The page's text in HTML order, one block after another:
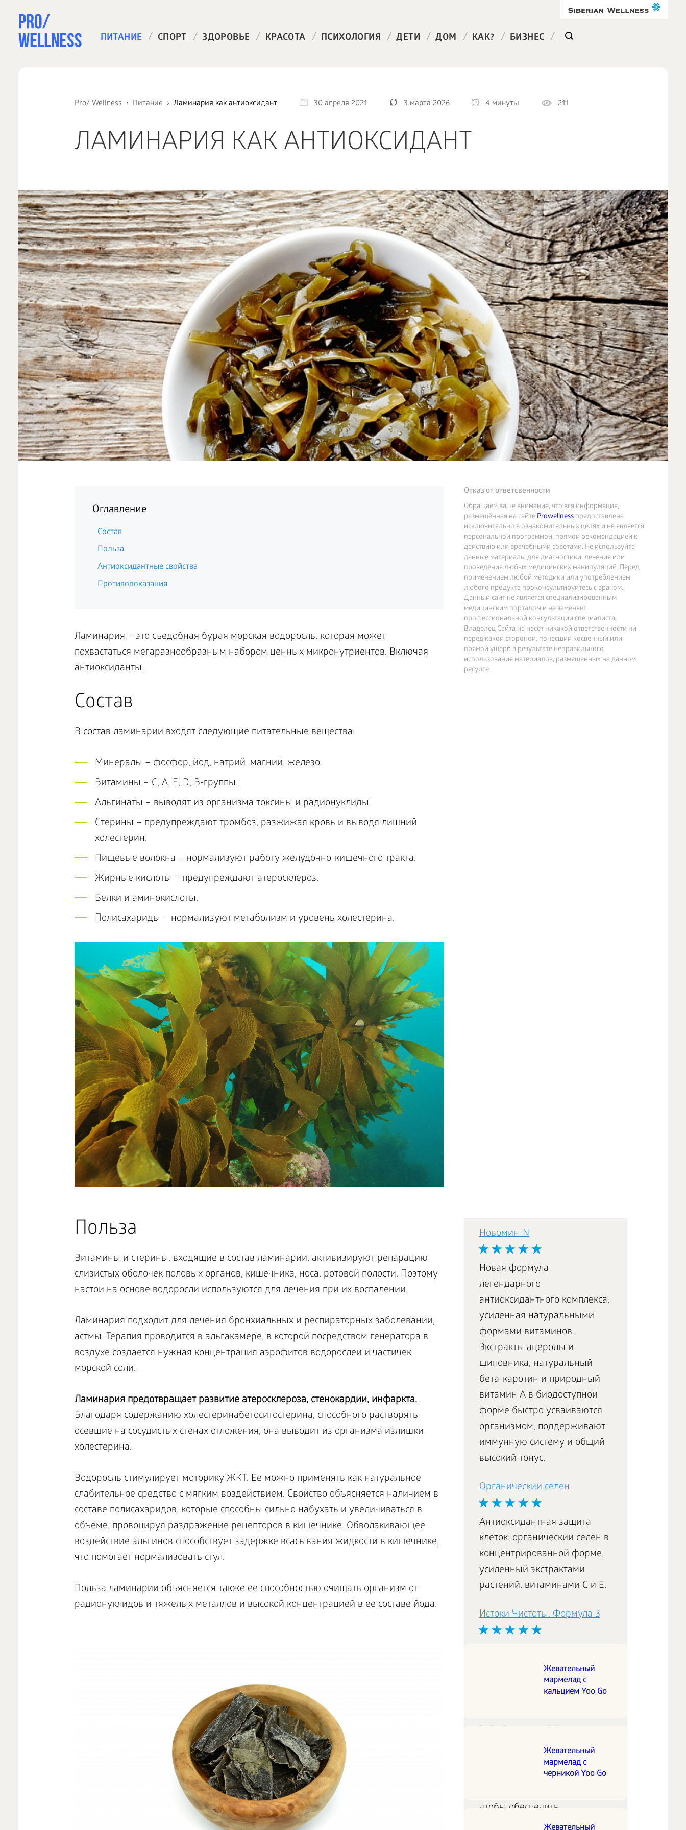
ПИТАНИЕ / СПОРТ / ЗДОРОВЬЕ / КРАСОТА / ПСИХОЛОГИЯ / ДЕТИ / ДОМ / КАК? / БИЗНЕС /
Pro/ Wellness Питание Ламинария как антиоксидант 30 апреля 2021 3 марта 2026 4 минуты 211
ЛАМИНАРИЯ КАК АНТИОКСИДАНТ
Отказ от ответсвенности
Обращаем ваше внимание, что вся информация,
размещённая на сайтеProwellnessпредоставлена
исключительно в ознакомительных целях и не является
персональной программой, прямой рекомендацией к
действию или врачебными советами. Не используйте
данные материалы для диагностики, лечения или
проведения любых медицинских манипуляций. Перед
применением любой методики или употреблением
любого продукта проконсультируйтесь с врачом.
Данный сайт не является специализированным
медицинским порталом и не заменяет
профессиональной консультации специалиста.
Владелец Сайта не несет никакой ответственности ни
перед какой стороной, понесший косвенный или
прямой ущерб в результате неправильного
использования материалов, размещенных на данном
ресурсе.
Оглавление
Состав
Польза
Антиоксидантные свойства
Противопоказания
Ламинария – это съедобная бурая морская водоросль, которая может
похвастаться мегаразнообразным набором ценных микронутриентов. Включая
антиоксиданты.
Состав
В состав ламинарии входят следующие питательные вещества:
Минералы – фосфор, йод, натрий, магний, железо.
Витамины – C, A, E, D, B-группы.
Альгинаты – выводят из организма токсины и радионуклиды.
Стерины – предупреждают тромбоз, разжижая кровь и выводя лишний
холестерин.
Пищевые волокна – нормализуют работу желудочно-кишечного тракта.
Жирные кислоты – предупреждают атеросклероз.
Белки и аминокислоты.
Полисахариды – нормализуют метаболизм и уровень холестерина.
Новомин-N
Новая формула
легендарного
антиоксидантного комплекса,
усиленная натуральными
формами витаминов.
Экстракты ацеролы и
шиповника, натуральный
бета-каротин и природный
витамин А в биодоступной
форме быстро усваиваются
организмом, поддерживают
иммунную систему и общий
высокий тонус.
Органический селен
Антиоксидантная защита
клеток: органический селен в
концентрированной форме,
усиленный экстрактами
растений, витаминами С и Е.
Истоки Чистоты. Формула 3
являющийся продолжением
детокс-серии «Истоки
чистоты», включает в себя
экстракты, минералы и
витамины с выраженным
антиоксидантным действием.
Дозировки комплекса
чтобы обеспечить
максимальный эффект
Польза
Витамины и стерины, входящие в состав ламинарии, активизируют репарацию
слизистых оболочек половых органов, кишечника, носа, ротовой полости. Поэтому
настои на основе водоросли используются для лечения при их воспалении.
Ламинария подходит для лечения бронхиальных и респираторных заболеваний,
астмы. Терапия проводится в альгакамере, в которой посредством генератора в
воздухе создается нужная концентрация аэрофитов водорослей и частичек
морской соли.
Ламинария предотвращает развитие атеросклероза, стенокардии, инфаркта.
Благодаря содержанию холестеринабетоситостерина, способного растворять
осевшие на сосудистых стенах отложения, она выводит из организма излишки
холестерина.
Водоросль стимулирует моторику ЖКТ. Ее можно применять как натуральное
слабительное средство с мягким воздействием. Свойство объясняется наличием в
составе полисахаридов, которые способны сильно набухать и увеличиваться в
объеме, провоцируя раздражение рецепторов в кишечнике. Обволакивающее
воздействие альгинов способствует задержке всасывания жидкости в кишечнике,
что помогает нормализовать стул.
Польза ламинарии объясняется также ее способностью очищать организм от
радионуклидов и тяжелых металлов и высокой концентрацией в ее составе йода.
Жевательный
мармелад с
кальцием Yoo Go
Жевательный
мармелад с
черникой Yoo Go